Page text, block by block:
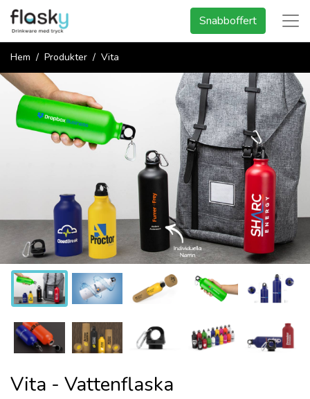
Snabboffert
Hem Produkter Vita
Vita - Vattenflaska